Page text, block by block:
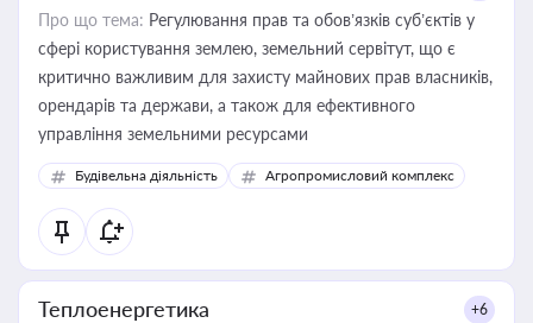
Про що тема: Регулювання прав та обов’язків суб’єктів у
сфері користування землею, земельний сервітут, що є
критично важливим для захисту майнових прав власників,
орендарів та держави, а також для ефективного
управління земельними ресурсами
Будівельна діяльність Агропромисловий комплекс
Теплоенергетика +6